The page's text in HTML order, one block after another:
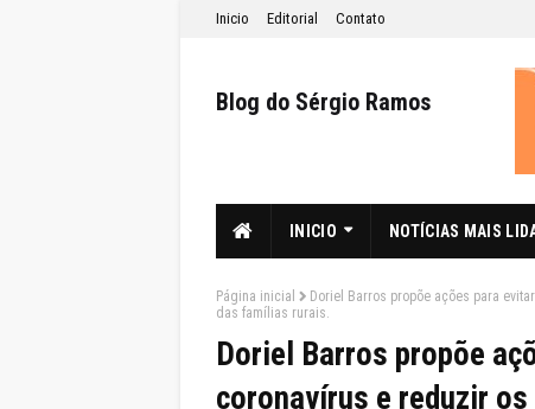
Inicio Editorial Contato
Blog do Sérgio Ramos
INICIO NOTÍCIAS MAIS
Página inicial
Doriel Barros propõe ações para
das famílias rurais.
Doriel Barros propõe
coronavírus e reduzir